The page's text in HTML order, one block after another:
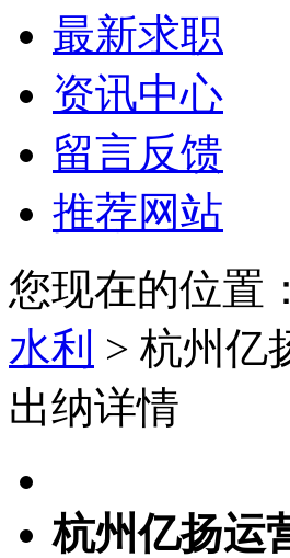
最新求职
资讯中心
留言反馈
推荐网站
您现在的位置：
水利 > 杭州亿
出纳详情
杭州亿扬运